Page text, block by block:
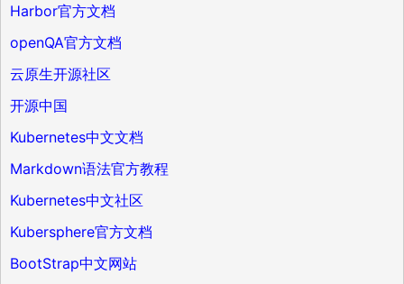
Harbor官方文档
openQA官方文档
云原生开源社区
开源中国
Kubernetes中文文档
Markdown语法官方教程
Kubernetes中文社区
Kubersphere官方文档
BootStrap中文网站